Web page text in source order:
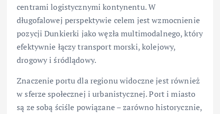
centrami logistycznymi kontynentu. W
długofalowej perspektywie celem jest wzmocnienie
pozycji Dunkierki jako węzła multimodalnego, który
efektywnie łączy transport morski, kolejowy,
drogowy i śródlądowy.
Znaczenie portu dla regionu widoczne jest również
w sferze społecznej i urbanistycznej. Port i miasto
są ze sobą ściśle powiązane – zarówno historycznie,